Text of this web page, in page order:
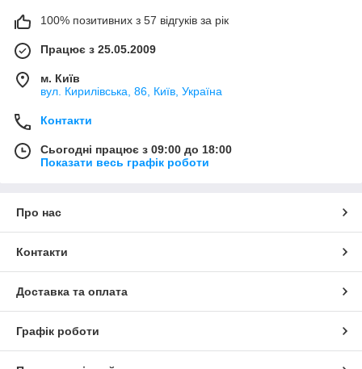
100% позитивних з 57 відгуків за рік
Працює з 25.05.2009
м. Київ
вул. Кирилівська, 86, Київ, Україна
Контакти
Сьогодні працює з 09:00 до 18:00
Показати весь графік роботи
Про нас
Контакти
Доставка та оплата
Графік роботи